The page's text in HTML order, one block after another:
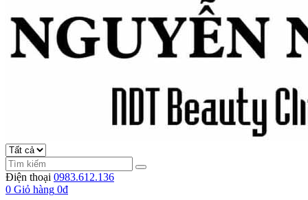
Điện thoại 0983.612.136
0 Giỏ hàng 0đ